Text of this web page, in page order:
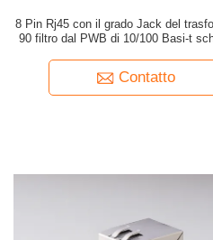
8 Pin Rj45 con il grado Jack del
90 filtro dal PWB di 10/100 Basi-t
Contatto